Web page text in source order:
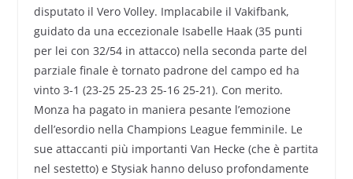
disputato il Vero Volley. Implacabile il Vakifbank,
guidato da una eccezionale Isabelle Haak (35 punti
per lei con 32/54 in attacco) nella seconda parte del
parziale finale è tornato padrone del campo ed ha
vinto 3-1 (23-25 25-23 25-16 25-21). Con merito.
Monza ha pagato in maniera pesante l’emozione
dell’esordio nella Champions League femminile. Le
sue attaccanti più importanti Van Hecke (che è partita
nel sestetto) e Stysiak hanno deluso profondamente